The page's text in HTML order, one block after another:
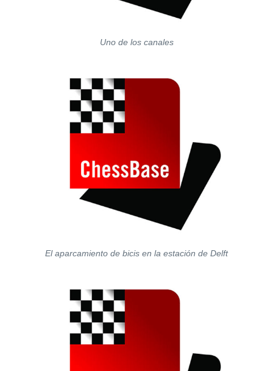
Uno de los canales
El aparcamiento de bicis en la estación de Delft